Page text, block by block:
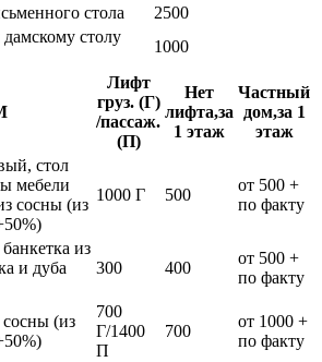
стола
2500
столу
1000
Лифт
груз. (Г)
/пассаж.
(П)
Нет
лифта,за
1 этаж
Частный
дом,за 1
этаж
стол
мебели
сосны (из
1000 Г 500
от 500 +
по факту
из
и дуба
300 400
от 500 +
по факту
(из
700
Г/1400
П
700
от 1000 +
по факту